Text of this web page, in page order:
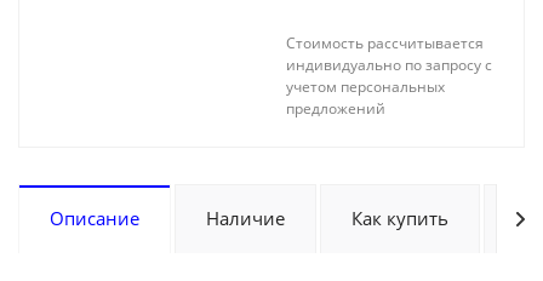
Стоимость рассчитывается
индивидуально по запросу с
учетом персональных
предложений
Описание Наличие Как купить